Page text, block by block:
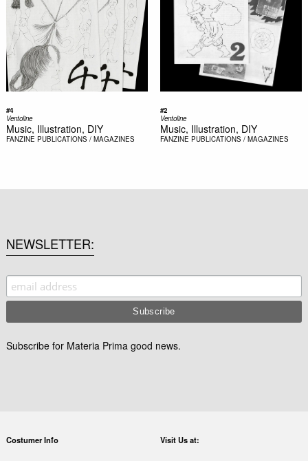
#4
Ventoline
Music, Illustration, DIY
FANZINE PUBLICATIONS / MAGAZINES
#2
Ventoline
Music, Illustration, DIY
FANZINE PUBLICATIONS / MAGAZINES
NEWSLETTER
Subscribe for Materia Prima good news.
Costumer Info Visit Us at: